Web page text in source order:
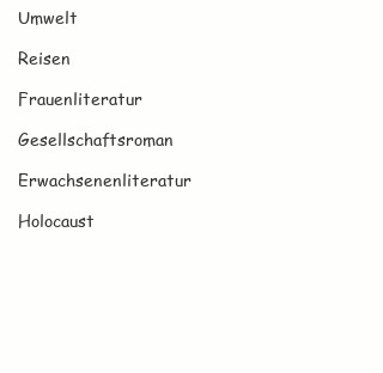
Umwelt
Reisen
Frauenliteratur
Gesellschaftsroman
Erwachsenenliteratur
Holocaust